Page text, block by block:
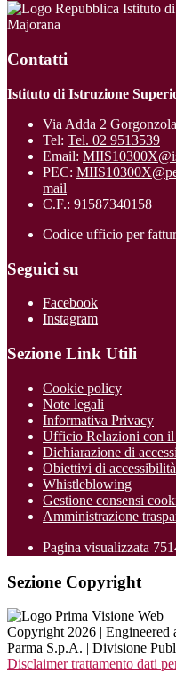
Istituto
Majorana
Contatti
Istituto di Istruzione
Via Adda 2
Tel: Tel. 02 9513539
Email:
PEC:
mail
C.F.: 91587340158
Codice ufficio per
Seguici su
Facebook
Instagram
Sezione Link Utili
Cookie policy
Note legali
Informativa Privacy
Ufficio Relazioni con
Dichiarazione di
Obiettivi di accessibilità
Whistleblowing
Gestione consensi
Amministrazione
Pagina visualizzata
Sezione Copyright
Copyright 2026 | Engineered
Parma S.p.A. | Divisione
Disclaimer trattamento dati